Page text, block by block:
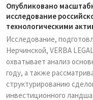
Опубликовано
исследование
технологическими
Исследование,
Нерчинской, VERBA
охватывает анализ
году, а также
структурированию
инвестиционного